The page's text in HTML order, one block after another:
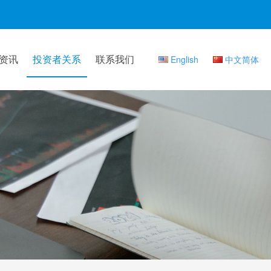
讯 投资者关系 联系我们 English 中文简体